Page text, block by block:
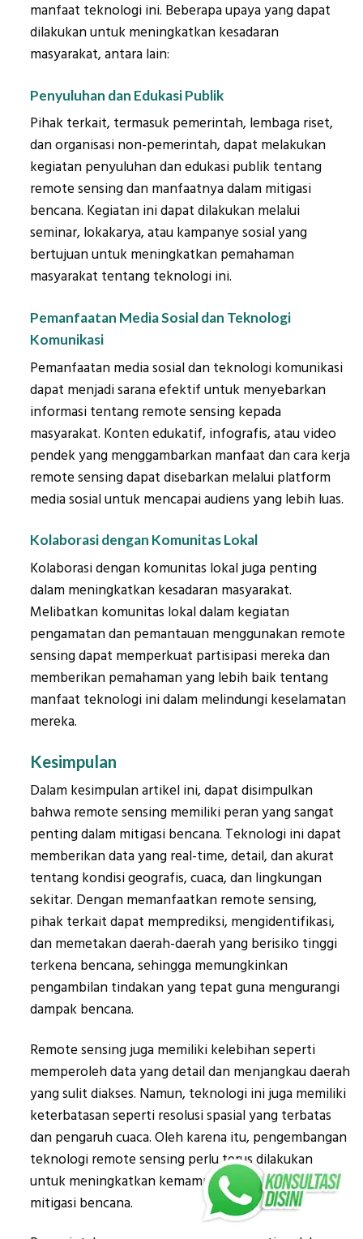
manfaat teknologi ini. Beberapa upaya yang dapat
dilakukan untuk meningkatkan kesadaran
masyarakat, antara lain:
Penyuluhan dan Edukasi Publik
Pihak terkait, termasuk pemerintah, lembaga riset,
dan organisasi non-pemerintah, dapat melakukan
kegiatan penyuluhan dan edukasi publik tentang
remote sensing dan manfaatnya dalam mitigasi
bencana. Kegiatan ini dapat dilakukan melalui
seminar, lokakarya, atau kampanye sosial yang
bertujuan untuk meningkatkan pemahaman
masyarakat tentang teknologi ini.
Pemanfaatan Media Sosial dan Teknologi
Komunikasi
Pemanfaatan media sosial dan teknologi komunikasi
dapat menjadi sarana efektif untuk menyebarkan
informasi tentang remote sensing kepada
masyarakat. Konten edukatif, infografis, atau video
pendek yang menggambarkan manfaat dan cara kerja
remote sensing dapat disebarkan melalui platform
media sosial untuk mencapai audiens yang lebih luas.
Kolaborasi dengan Komunitas Lokal
Kolaborasi dengan komunitas lokal juga penting
dalam meningkatkan kesadaran masyarakat.
Melibatkan komunitas lokal dalam kegiatan
pengamatan dan pemantauan menggunakan remote
sensing dapat memperkuat partisipasi mereka dan
memberikan pemahaman yang lebih baik tentang
manfaat teknologi ini dalam melindungi keselamatan
mereka.
Kesimpulan
Dalam kesimpulan artikel ini, dapat disimpulkan
bahwa remote sensing memiliki peran yang sangat
penting dalam mitigasi bencana. Teknologi ini dapat
memberikan data yang real-time, detail, dan akurat
tentang kondisi geografis, cuaca, dan lingkungan
sekitar. Dengan memanfaatkan remote sensing,
pihak terkait dapat memprediksi, mengidentifikasi,
dan memetakan daerah-daerah yang berisiko tinggi
terkena bencana, sehingga memungkinkan
pengambilan tindakan yang tepat guna mengurangi
dampak bencana.
Remote sensing juga memiliki kelebihan seperti
memperoleh data yang detail dan menjangkau daerah
yang sulit diakses. Namun, teknologi ini juga memiliki
keterbatasan seperti resolusi spasial yang terbatas
dan pengaruh cuaca. Oleh karena itu, pengembangan
teknologi remote sensing perlu terus dilakukan
untuk meningkatkan kemampuan dan akurasi dalam
mitigasi bencana.